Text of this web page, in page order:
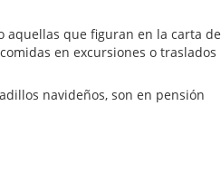
aquellas que figuran en la carta de
en excursiones o traslados
navideños, son en pensión